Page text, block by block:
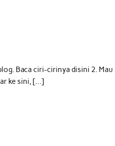
Baca ciri-cirinya disini 2. Mau
ke sini, […]